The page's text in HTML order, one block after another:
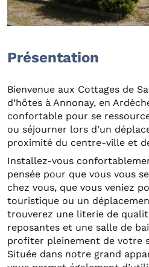
Présentation
Bienvenue aux Cottages de
d’hôtes à Annonay, en
confortable pour se
ou séjourner lors d’un
proximité du centre-ville et
Installez-vous
pensée pour que vous vous
chez vous, que vous veniez
touristique ou un
trouverez une literie de
reposantes et une salle de
profiter pleinement de votre
Située dans notre grand